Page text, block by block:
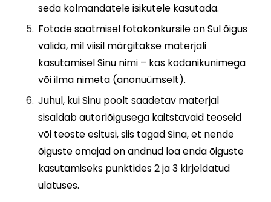
seda kolmandatele isikutele kasutada.
Fotode saatmisel fotokonkursile on Sul õigus
valida, mil viisil märgitakse materjali
kasutamisel Sinu nimi – kas kodanikunimega
või ilma nimeta (anonüümselt).
Juhul, kui Sinu poolt saadetav materjal
sisaldab autoriõigusega kaitstavaid teoseid
või teoste esitusi, siis tagad Sina, et nende
õiguste omajad on andnud loa enda õiguste
kasutamiseks punktides 2 ja 3 kirjeldatud
ulatuses.